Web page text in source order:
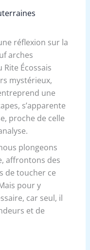
réflexion sur la
arches
Écossais
mystérieux,
une
s’apparente
proche de celle
plongeons
affrontons des
de toucher ce
pour y
car seul, il
et de